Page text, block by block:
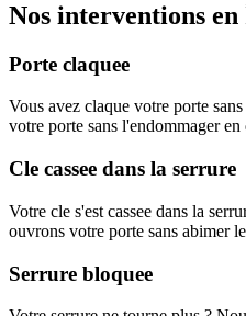
Nos interventions
Porte claquee
Vous avez claque votre porte
votre porte sans l'endommager en
Cle cassee dans la serrure
Votre cle s'est cassee dans la
ouvrons votre porte sans abimer
Serrure bloquee